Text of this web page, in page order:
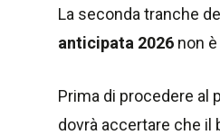
La seconda tranche
anticipata 2026 non
Prima di procedere al
dovrà accertare che il